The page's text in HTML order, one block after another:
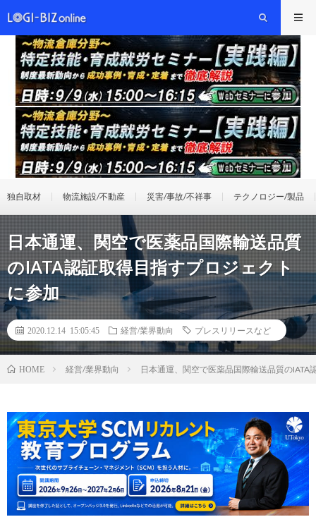
独自取材 物流施設/不動産 災害/事故/不祥事 テクノロジー/製品
日本通運、関空で医薬品国際輸送品質
のIATA認証取得目指すプロジェクト
に参加
2020.12.14 15:05:45 経営/業界動向 プレスリリースなど
HOME 経営/業界動向 日本通運、関空で医薬品国際輸送品質のIATA